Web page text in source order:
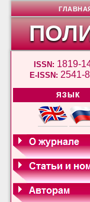
ISSN: 1819-
E-ISSN: 2541-
ЯЗЫК